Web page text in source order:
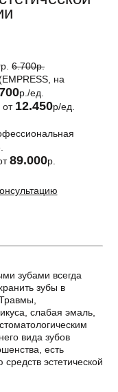
р. 6.700р.
на
р./ед.
от 12.450р/ед.
89.000р.
зубами всегда
зубы в
слабая эмаль,
вида зубов
есть
эстетической